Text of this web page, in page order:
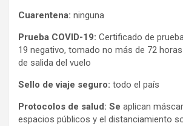
Cuarentena: ninguna
Prueba COVID-19: Certificado de
19 negativo, tomado no más de 72
de salida del vuelo
Sello de viaje seguro: todo el país
Protocolos de salud: Se aplican
espacios públicos y el distanciamiento